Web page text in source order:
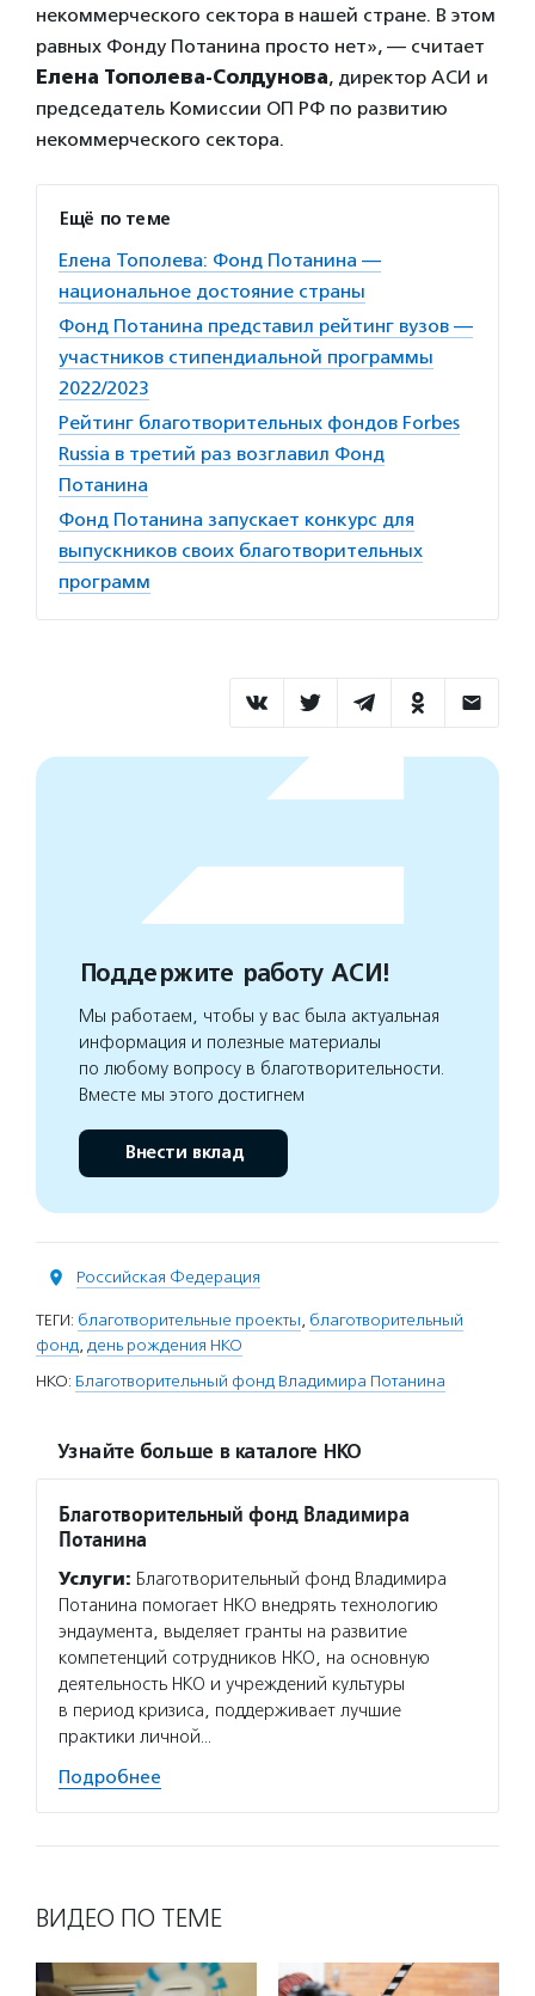
некоммерческого сектора в нашей стране. В этом
равных Фонду Потанина просто нет», — считает
Елена Тополева-Солдунова, директор АСИ и
председатель Комиссии ОП РФ по развитию
некоммерческого сектора.
Ещё по теме
Елена Тополева: Фонд Потанина —
национальное достояние страны
Фонд Потанина представил рейтинг вузов —
участников стипендиальной программы
2022/2023
Рейтинг благотворительных фондов Forbes
Russia в третий раз возглавил Фонд
Потанина
Фонд Потанина запускает конкурс для
выпускников своих благотворительных
программ
Поддержите работу АСИ!
Мы работаем, чтобы у вас была актуальная
информация и полезные материалы
по любому вопросу в благотворительности.
Вместе мы этого достигнем
Внести вклад
Российская Федерация
ТЕГИ: благотворительные проекты, благотворительный
фонд, день рождения НКО
НКО: Благотворительный фонд Владимира Потанина
Узнайте больше в каталоге НКО
Благотворительный фонд Владимира
Потанина
Услуги: Благотворительный фонд Владимира
Потанина помогает НКО внедрять технологию
эндаумента, выделяет гранты на развитие
компетенций сотрудников НКО, на основную
деятельность НКО и учреждений культуры
в период кризиса, поддерживает лучшие
практики личной…
Подробнее
ВИДЕО ПО ТЕМЕ